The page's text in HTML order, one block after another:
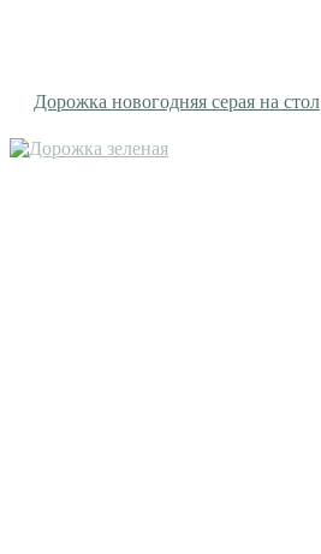
Дорожка новогодняя серая на стол